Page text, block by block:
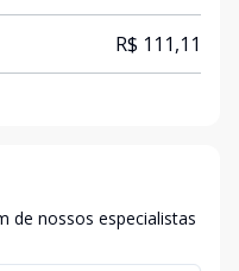
R$ 111,11
de nossos especialistas